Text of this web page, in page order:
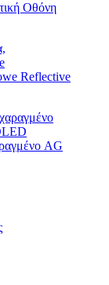
Οθόνη
Reflective
AG